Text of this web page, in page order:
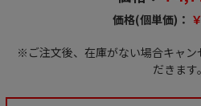
価格(個単価)：
※ご注文後、在庫がない場合キャ
だきます。